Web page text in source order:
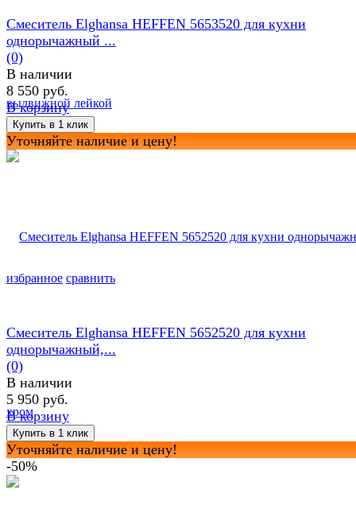
избранное сравнить
Смеситель Elghansa HEFFEN 5653520 для кухни
однорычажный ...
(0)
В наличии
8 550 руб.
В корзину
Уточняйте наличие и цену!
Смеситель Elghansa HEFFEN 5652520 для кухни
однорычажный,...
(0)
В наличии
5 950 руб.
В корзину
Уточняйте наличие и цену!
-50%